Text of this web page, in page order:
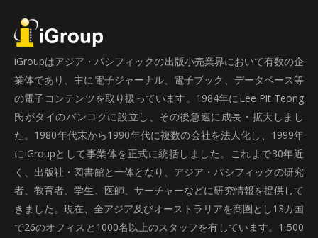
iGroupはアジア・パシフィックの出版小売業界において有数の企
業体であり、主に電子ジャーナル、電子ブック、データベース等
の電子コンテンツを取り扱っています。1984年にLee Pit Teong
氏がタイのバンコクに設立し、その後急速に成長・拡大しまし
た。1980年代末から1990年代に複数の会社を法人化し、1999年
にiGroupとして事業体を正式に統括しました。これまで30年近
く、出版社・図書館と一体となり、アジア・パシフィックの研究
者、教育者、学生、医師、サーチャーなどに研究情報を提供して
きました。現在、全アジア及びオーストラリアを商圏とし13カ国
で26のオフィスと1000名以上のスタッフを有しています。1,500